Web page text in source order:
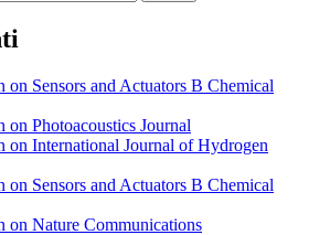
on Sensors and Actuators B Chemical
Photoacoustics Journal
on International Journal of Hydrogen
on Sensors and Actuators B Chemical
on Nature Communications